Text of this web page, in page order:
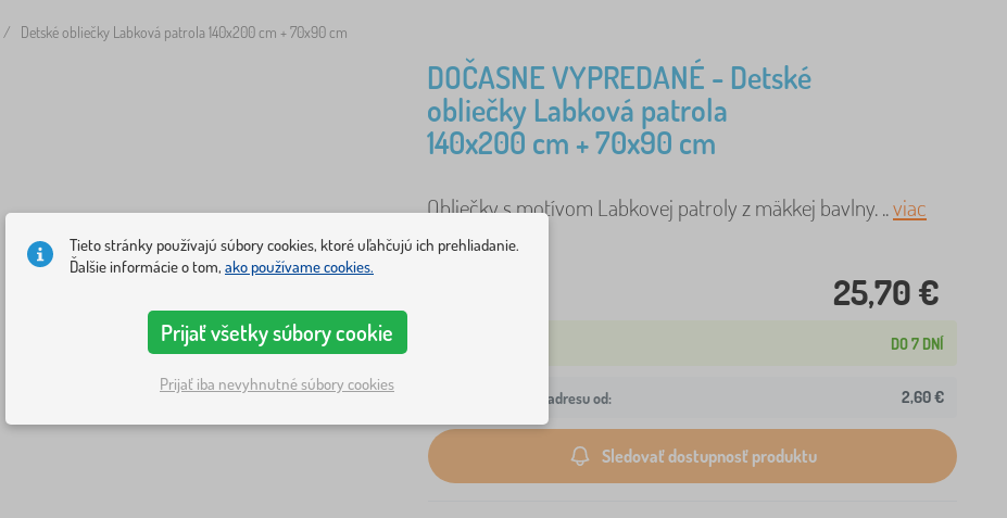
/ Detské obliečky Labková patrola 140x200 cm + 70x90 cm
DOČASNE VYPREDANÉ - Detské
obliečky Labková patrola
140x200 cm + 70x90 cm
Obliečky s motívom Labkovej patroly z mäkkej bavlny. ..viac
25,70 €
DO 7 DNÍ
Doprava na Vašu adresu od: 2,60 €
Sledovať dostupnosť produktu
Tieto stránky používajú súbory cookies, ktoré uľahčujú ich prehliadanie.
Ďalšie informácie o tom, ako používame cookies.
Prijať všetky súbory cookie
Prijať iba nevyhnutné súbory cookies